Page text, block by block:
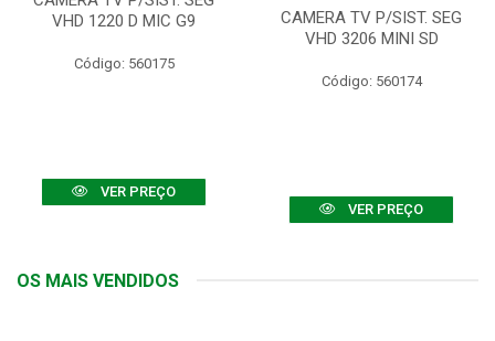
VHD 1220 D MIC G9
Código: 560175
VER PREÇO
CAMERA TV P/SIST. SEG
VHD 3206 MINI SD
Código: 560174
VER PREÇO
OS MAIS VENDIDOS